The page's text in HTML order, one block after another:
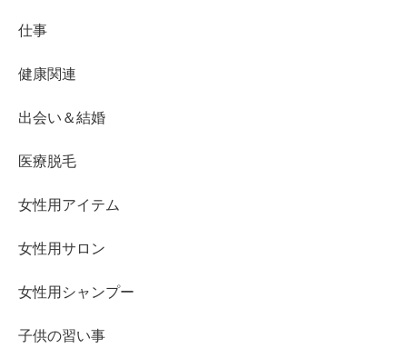
仕事
健康関連
出会い＆結婚
医療脱毛
女性用アイテム
女性用サロン
女性用シャンプー
子供の習い事